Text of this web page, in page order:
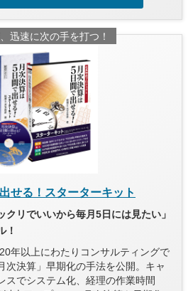
迅速に次の手を打つ！
せる！スターターキット
クリでいいから毎月5日には見たい」
！
年以上にわたりコンサルティングで
次決算」早期化の手法を公開。キャ
スでシステム化、経理の作業時間